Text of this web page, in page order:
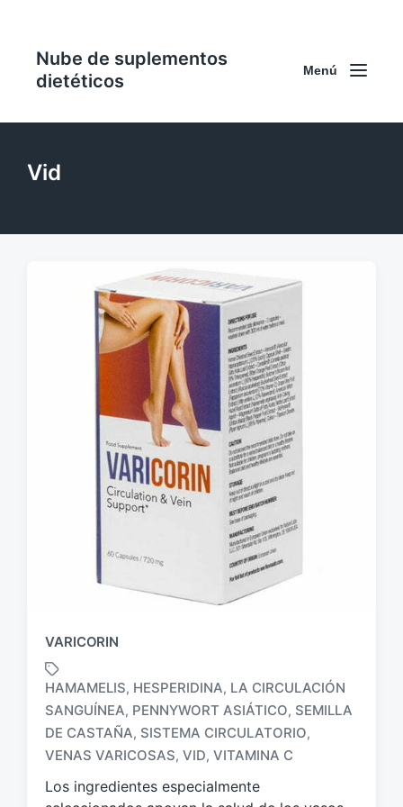
Nube de suplementos
dietéticos
Menú
Vid
VARICORIN
t
q
HAMAMELIS, HESPERIDINA, LA CIRCULACIÓN
SANGUÍNEA, PENNYWORT ASIÁTICO, SEMILLA
DE CASTAÑA, SISTEMA CIRCULATORIO,
VENAS VARICOSAS, VID, VITAMINA C
Los ingredientes especialmente